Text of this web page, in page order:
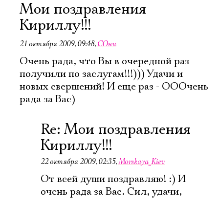
Мои поздравления
Кириллу!!!
21 октября 2009, 09:48, СОни
Очень рада, что Вы в очередной раз
получили по заслугам!!!))) Удачи и
новых свершений! И еще раз - ОООчень
рада за Вас)
Re: Мои поздравления
Кириллу!!!
22 октября 2009, 02:35,Morskaya_Kiev
От всей души поздравляю! :) И
очень рада за Вас. Сил, удачи,